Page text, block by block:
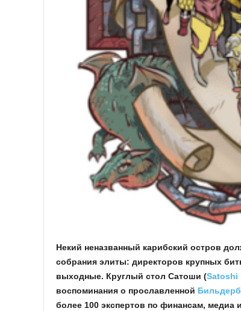
Некий неназванный карибский остров
собрания элиты: директоров крупных
выходные. Круглый стол Сатоши (Satoshi
воспоминания о прославленной
более 100 экспертов по финансам, медиа